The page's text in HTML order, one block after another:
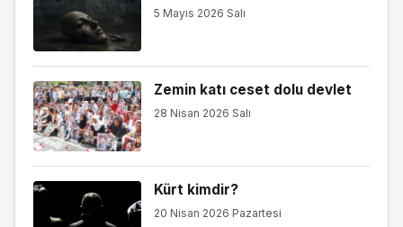
5 Mayıs 2026 Salı
Zemin katı ceset dolu devlet
28 Nisan 2026 Salı
Kürt kimdir?
20 Nisan 2026 Pazartesi